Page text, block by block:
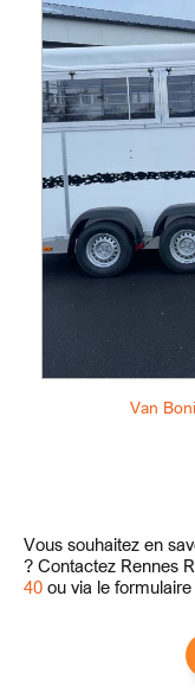
Van
Vous souhaitez en
? Contactez Rennes
40 ou via le